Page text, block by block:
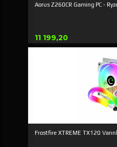
Aorus Z260CR Gaming PC -
Pris
11 199,20
Frostfire XTREME TX120